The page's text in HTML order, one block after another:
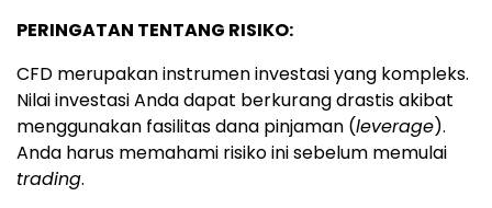
PERINGATAN TENTANG RISIKO:
CFD merupakan instrumen investasi yang kompleks.
Nilai investasi Anda dapat berkurang drastis akibat
menggunakan fasilitas dana pinjaman (leverage).
Anda harus memahami risiko ini sebelum memulai
trading.